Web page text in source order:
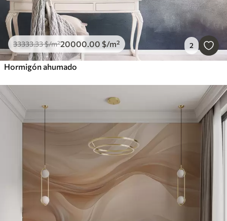
33333.33$/m²20000.00 $/m² 2
Hormigón ahumado